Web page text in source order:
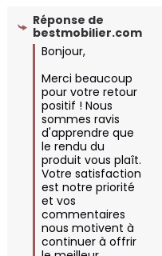
Réponse de
bestmobilier.com
Bonjour,
Merci beaucoup
pour votre retour
positif ! Nous
sommes ravis
d'apprendre que
le rendu du
produit vous plaît.
Votre satisfaction
est notre priorité
et vos
commentaires
nous motivent à
continuer à offrir